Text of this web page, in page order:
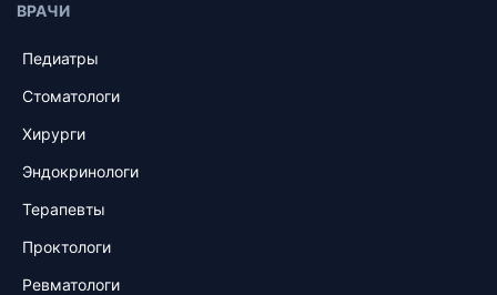
ВРАЧИ
Педиатры
Стоматологи
Хирурги
Эндокринологи
Терапевты
Проктологи
Ревматологи